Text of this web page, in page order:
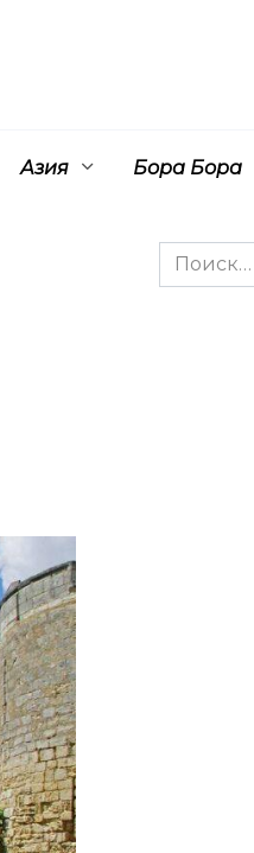
Азия Бора Бора
Search
for: